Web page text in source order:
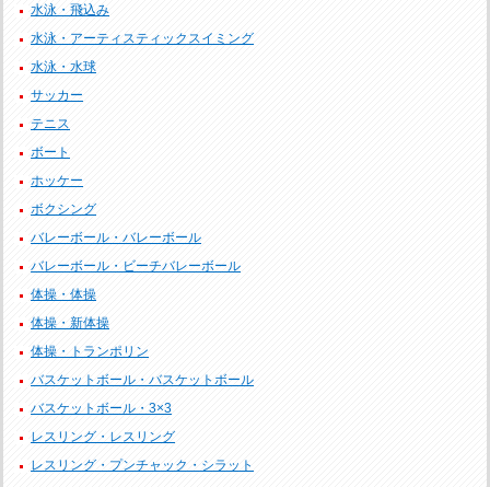
水泳・飛込み
水泳・アーティスティックスイミング
水泳・水球
サッカー
テニス
ボート
ホッケー
ボクシング
バレーボール・バレーボール
バレーボール・ビーチバレーボール
体操・体操
体操・新体操
体操・トランポリン
バスケットボール・バスケットボール
バスケットボール・3×3
レスリング・レスリング
レスリング・プンチャック・シラット